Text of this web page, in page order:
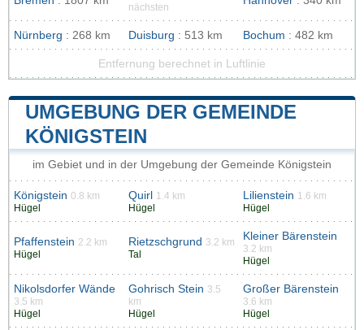
nächsten
Nürnberg : 268 km Duisburg : 513 km Bochum : 482 km
Entfernung berechnet in Luftlinie
UMGEBUNG DER GEMEINDE
KÖNIGSTEIN
im Gebiet und in der Umgebung der Gemeinde Königstein
Königstein 0.8 km
Hügel
Quirl
1.4 km
Hügel
Lilienstein 1.6 km
Hügel
Pfaffenstein 2.2 km
Hügel
Rietzschgrund 3.2 km
Tal
Kleiner Bärenstein
3.2 km
Hügel
Nikolsdorfer Wände
3.5 km
Hügel
Gohrisch Stein 3.5
km
Hügel
Großer Bärenstein
3.6 km
Hügel